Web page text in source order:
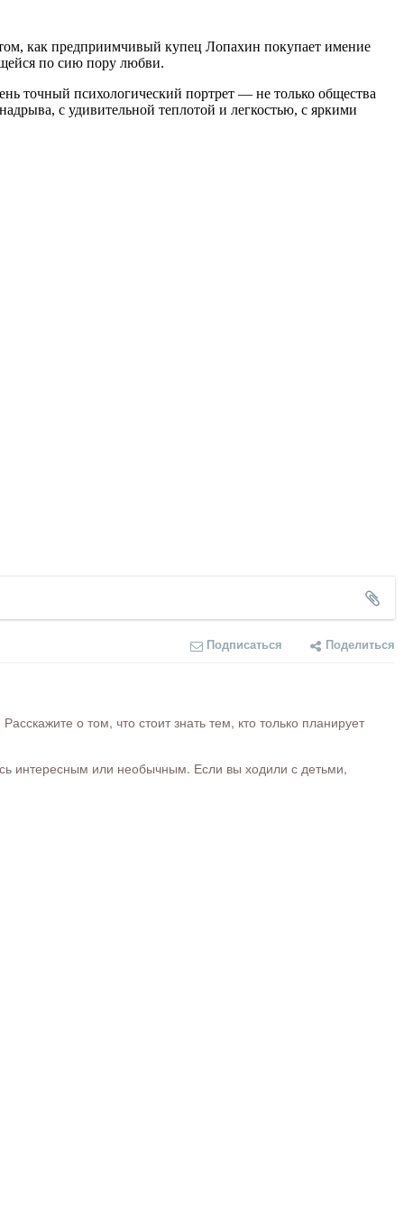
как предприимчивый купец Лопахин покупает имение
по сию пору любви.
точный психологический портрет — не только общества
с удивительной теплотой и легкостью, с яркими
Подписаться Поделиться
о том, что стоит знать тем, кто только планирует
интересным или необычным. Если вы ходили с детьми,